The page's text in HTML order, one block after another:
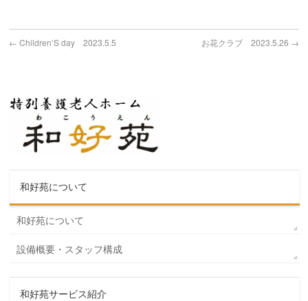
← Children’S day 2023.5.5 お花クラブ 2023.5.26 →
和好苑について
和好苑について
設備概要・スタッフ構成
和好苑サービス紹介